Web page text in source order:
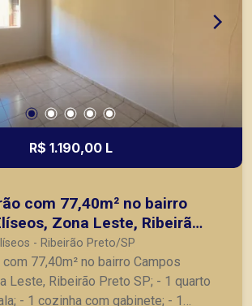
R$ 1.190,00 L
com 77,40m² no bairro
Zona Leste, Ribeirão
- Ribeirão Preto/SP
77,40m² no bairro Campos
Ribeirão Preto SP; - 1 quarto
- 1 cozinha com gabinete; - 1